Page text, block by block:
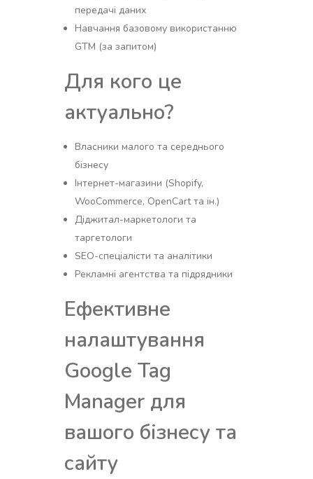
передачі даних
Навчання базовому використанню
GTM (за запитом)
Для кого це
актуально?
Власники малого та середнього
бізнесу
Інтернет-магазини (Shopify,
WooCommerce, OpenCart та ін.)
Діджитал-маркетологи та
таргетологи
SEO-спеціалісти та аналітики
Рекламні агентства та підрядники
Ефективне
налаштування
Google Tag
Manager для
вашого бізнесу та
сайту